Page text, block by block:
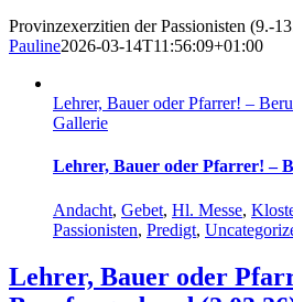
Provinzexerzitien der Passionisten (9.-
Pauline2026-03-14T11:56:09+01:00
Lehrer, Bauer oder Pfarrer! –
Gallerie
Lehrer, Bauer oder Pfarrer! –
Andacht, Gebet, Hl. Messe,
Passionisten, Predigt,
Lehrer, Bauer oder